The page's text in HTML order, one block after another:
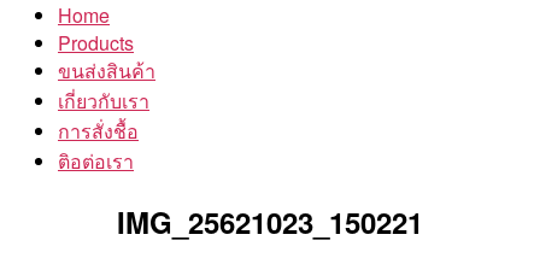
Home
Products
ขนส่งสินค้า
เกี่ยวกับเรา
การสั่งชื้อ
ติอต่อเรา
IMG_25621023_150221